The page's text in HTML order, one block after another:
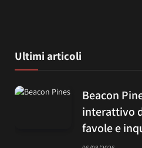
Ultimi articoli
Beacon
interattivo
favole e